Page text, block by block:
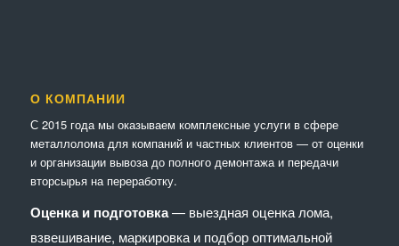
О КОМПАНИИ
С 2015 года мы оказываем комплексные услуги в сфере
металлолома для компаний и частных клиентов — от оценки
и организации вывоза до полного демонтажа и передачи
вторсырья на переработку.
Оценка и подготовка— выездная оценка лома,
взвешивание, маркировка и подбор оптимальной